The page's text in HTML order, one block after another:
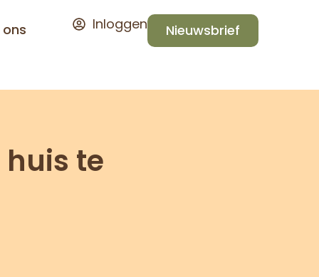
Inloggen Nieuwsbrief
te